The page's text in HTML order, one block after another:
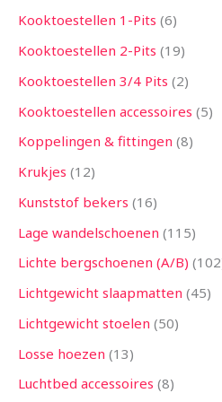
Kooktoestellen 1-Pits 6
Kooktoestellen 2-Pits 19
Kooktoestellen 3/4 Pits 2
Kooktoestellen accessoires 5
Koppelingen & fittingen 8
Krukjes 12
Kunststof bekers 16
Lage wandelschoenen 115
Lichte bergschoenen (A/B) 102
Lichtgewicht slaapmatten 45
Lichtgewicht stoelen 50
Losse hoezen 13
Luchtbed accessoires 8